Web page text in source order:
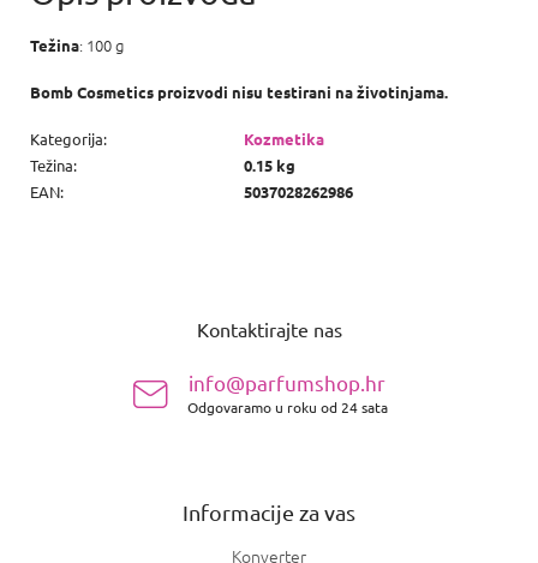
Težina: 100 g
Bomb Cosmetics proizvodi nisu testirani na životinjama.
Kategorija:
Kozmetika
Težina:
0.15 kg
EAN: 5037028262986
Kontaktirajte nas
info@parfumshop.hr
Odgovaramo u roku od 24 sata
Informacije za vas
Konverter